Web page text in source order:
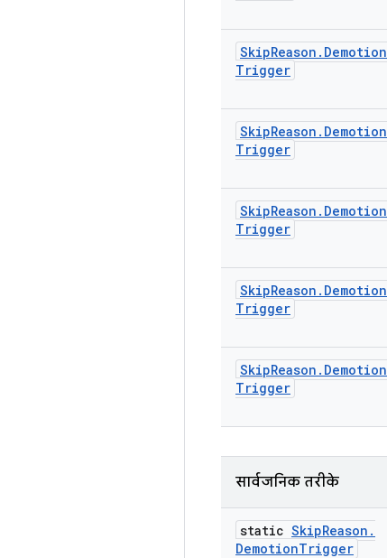
SkipReason . Demotion
Trigger
SkipReason . Demotion
Trigger
SkipReason . Demotion
Trigger
SkipReason . Demotion
Trigger
SkipReason . Demotion
Trigger
सार्वजनिक तरीके
static SkipReason .
DemotionTrigger